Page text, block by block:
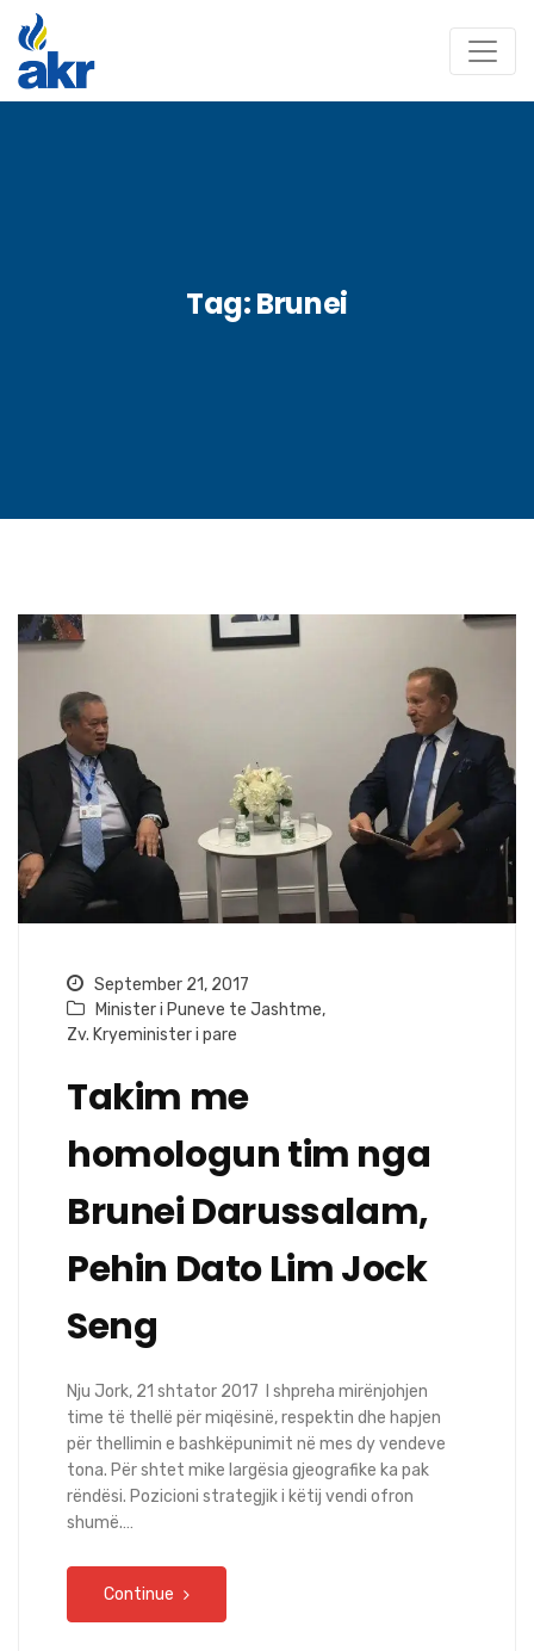
Tag:Brunei
September 21, 2017
Minister i Puneve te Jashtme,
Zv. Kryeminister i pare
Takim me
homologun tim nga
Brunei Darussalam,
Pehin Dato Lim Jock
Seng
Nju Jork, 21 shtator 2017 I shpreha mirënjohjen
time të thellë për miqësinë, respektin dhe hapjen
për thellimin e bashkëpunimit në mes dy vendeve
tona. Për shtet mike largësia gjeografike ka pak
rëndësi. Pozicioni strategjik i këtij vendi ofron
shumë.…
Continue